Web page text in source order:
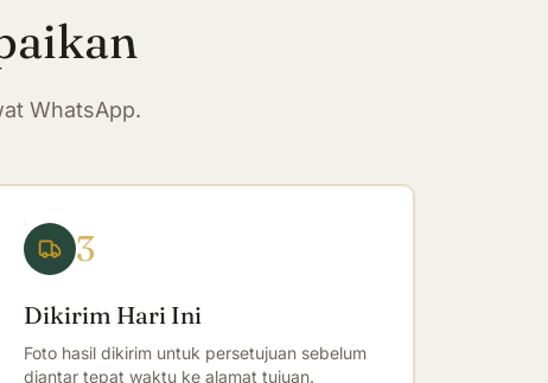
WhatsApp.
3
Dikirim Hari Ini
Foto hasil dikirim untuk persetujuan sebelum
diantar tepat waktu ke alamat tujuan.